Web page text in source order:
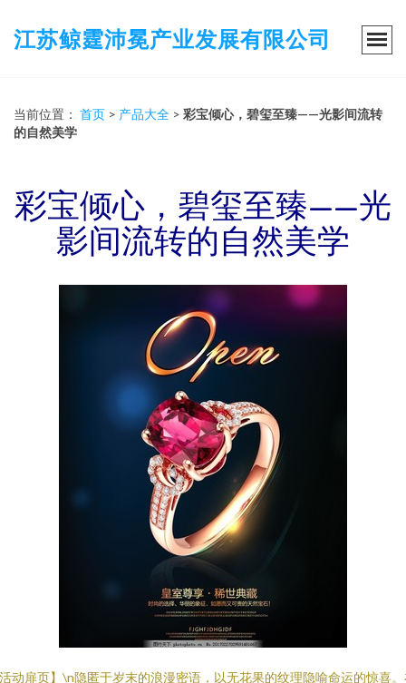
江苏鲸霆沛冕产业发展有限公司
当前位置： 首页 > 产品大全 > 彩宝倾心，碧玺至臻——光影间流转
的自然美学
彩宝倾心，碧玺至臻——光
影间流转的自然美学
动扉页】\n隐匿于岁末的浪漫密语，以无花果的纹理隐喻命运的惊喜